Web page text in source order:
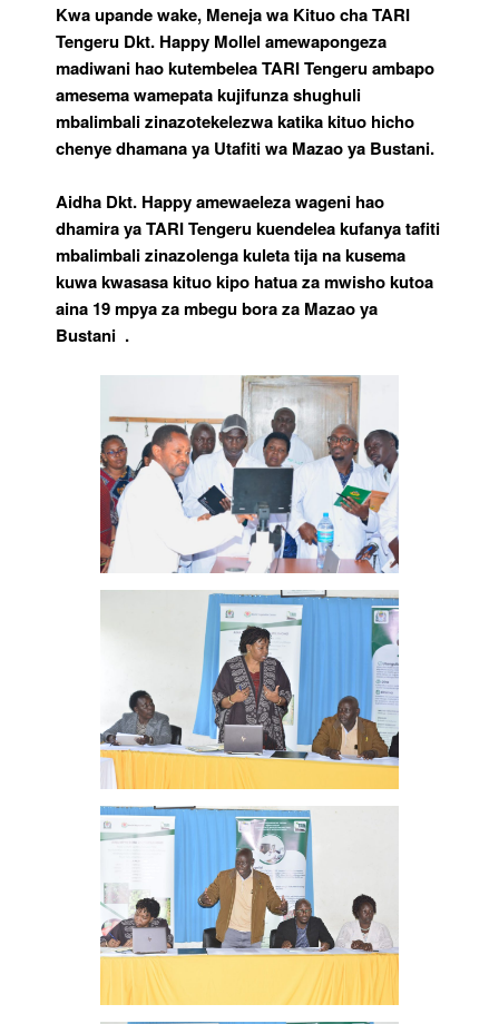
Kwa upande wake, Meneja wa Kituo cha TARI
Tengeru Dkt. Happy Mollel amewapongeza
madiwani hao kutembelea TARI Tengeru ambapo
amesema wamepata kujifunza shughuli
mbalimbali zinazotekelezwa katika kituo hicho
chenye dhamana ya Utafiti wa Mazao ya Bustani.
Aidha Dkt. Happy amewaeleza wageni hao
dhamira ya TARI Tengeru kuendelea kufanya tafiti
mbalimbali zinazolenga kuleta tija na kusema
kuwa kwasasa kituo kipo hatua za mwisho kutoa
aina 19 mpya za mbegu bora za Mazao ya
Bustani .